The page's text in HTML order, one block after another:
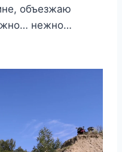
объезжаю
нежно…